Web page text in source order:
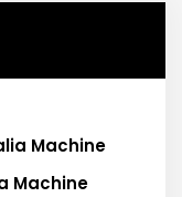
Machine